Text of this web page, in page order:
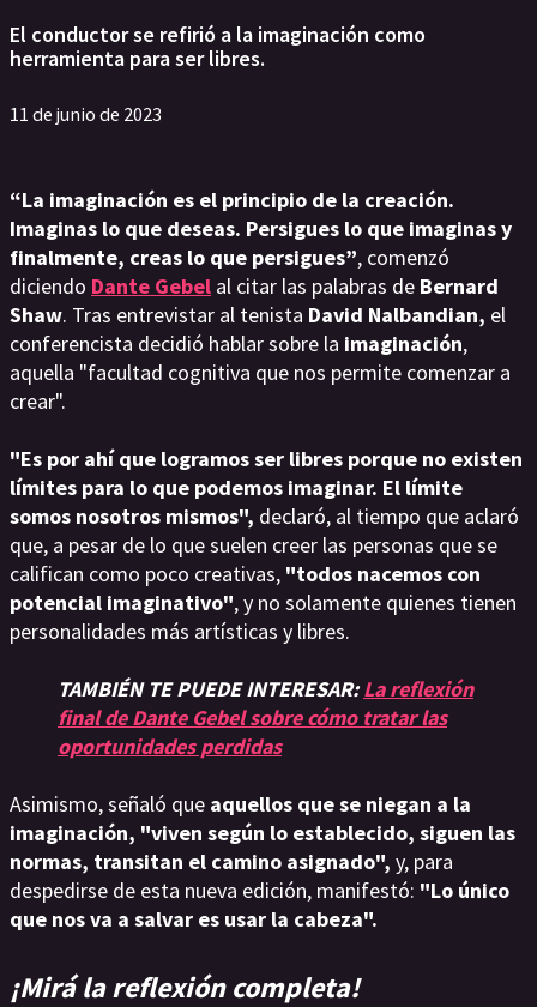
El conductor se refirió a la imaginación como
herramienta para ser libres.
11 de junio de 2023
“La imaginación es el principio de la creación.
Imaginas lo que deseas. Persigues lo que imaginas y
finalmente, creas lo que persigues”, comenzó
diciendo Dante Gebel al citar las palabras de Bernard
Shaw. Tras entrevistar al tenista David Nalbandian, el
conferencista decidió hablar sobre la imaginación,
aquella "facultad cognitiva que nos permite comenzar a
crear".
"Es por ahí que logramos ser libres porque no existen
límites para lo que podemos imaginar. El límite
somos nosotros mismos", declaró, al tiempo que aclaró
que, a pesar de lo que suelen creer las personas que se
califican como poco creativas, "todos nacemos con
potencial imaginativo", y no solamente quienes tienen
personalidades más artísticas y libres.
TAMBIÉN TE PUEDE INTERESAR:La reflexión
final de Dante Gebel sobre cómo tratar las
oportunidades perdidas
Asimismo, señaló que aquellos que se niegan a la
imaginación, "viven según lo establecido, siguen las
normas, transitan el camino asignado", y, para
despedirse de esta nueva edición, manifestó: "Lo único
que nos va a salvar es usar la cabeza".
¡Mirá la reflexión completa!